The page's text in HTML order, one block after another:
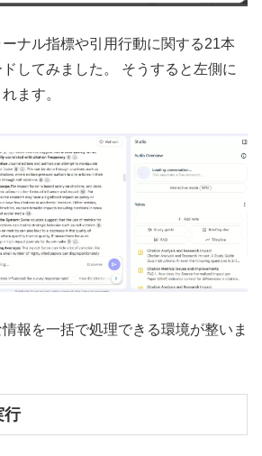
ナル指標や引用行動に関する21本
してみました。 そうすると左側に
ます。
報を一括で処理できる環境が整いま
行